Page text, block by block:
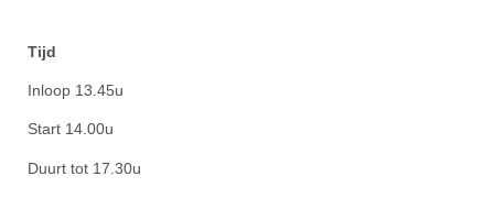
Tijd
Inloop 13.45u
Start 14.00u
Duurt tot 17.30u